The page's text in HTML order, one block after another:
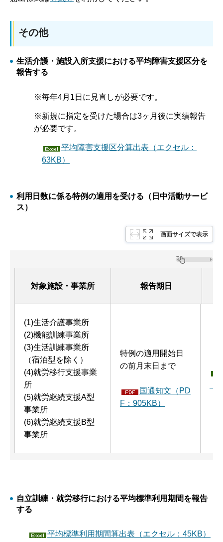
その他
生活介護・施設入所支援における平均障害支援区分を
報告する
※毎年4月1日に見直しが必要です。
※新規に指定を受けた場合は3ヶ月後に実績報告
が必要です。
平均障害支援区分算出表（エクセル：
63KB）
利用日数に係る特例の適用を受ける（日中活動サービ
ス）
画面サイズで表示
対象施設・事業所 報告期日
(1)生活介護事業所
(2)機能訓練事業所
(3)生活訓練事業所
（宿泊型を除く）
(4)就労移行支援事業
所
(5)就労継続支援A型
事業所
(6)就労継続支援B型
事業所
特例の適用開始日
の前月末日まで
国通知文（PD
F：905KB）
自立訓練・就労移行における平均標準利用期間を報告
する
平均標準利用期間算出表（エクセル：45KB）